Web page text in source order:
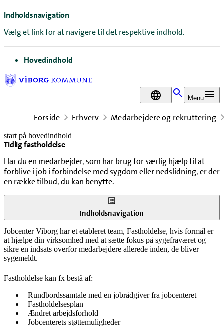
Indholdsnavigation
Vælg et link for at navigere til det respektive indhold.
gå til
Hovedindhold
DA Menu
Forside Erhverv Medarbejdere og rekruttering
start på hovedindhold
Tidlig fastholdelse
Har du en medarbejder, som har brug for særlig hjælp til at
forblive i job i forbindelse med sygdom eller nedslidning, er der
en række tilbud, du kan benytte.
senest opdateret 11. juni 2026
Indholdsnavigation
Jobcenter Viborg har et etableret team, Fastholdelse, hvis formål er
at hjælpe din virksomhed med at sætte fokus på sygefraværet og
sikre en indsats overfor medarbejdere allerede inden, de bliver
sygemeldt.
Fastholdelse kan fx bestå af:
Rundbordssamtale med en jobrådgiver fra jobcenteret
Fastholdelsesplan
Ændret arbejdsforhold
Jobcenterets støttemuligheder